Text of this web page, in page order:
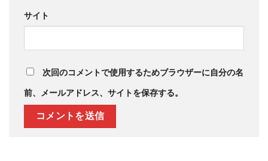
サイト
次回のコメントで使用するためブラウザーに自分の名
前、メールアドレス、サイトを保存する。